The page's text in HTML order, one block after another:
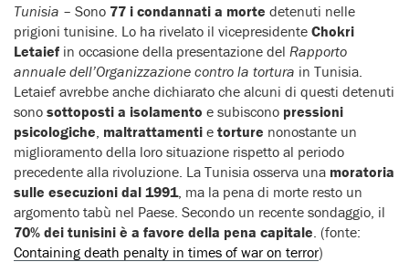
Tunisia – Sono 77 i condannati a morte detenuti nelle
prigioni tunisine. Lo ha rivelato il vicepresidente Chokri
Letaief in occasione della presentazione del Rapporto
annuale dell’Organizzazione contro la tortura in Tunisia.
Letaief avrebbe anche dichiarato che alcuni di questi detenuti
sono sottoposti a isolamento e subiscono pressioni
psicologiche maltrattamenti e torture nonostante un
miglioramento della loro situazione rispetto al periodo
precedente alla rivoluzione. La Tunisia osserva una moratoria
sulle esecuzioni dal 1991, ma la pena di morte resto un
argomento tabù nel Paese. Secondo un recente sondaggio, il
70% dei tunisini è a favore della pena capitale . (fonte:
Containing death penalty in times of war on terror)